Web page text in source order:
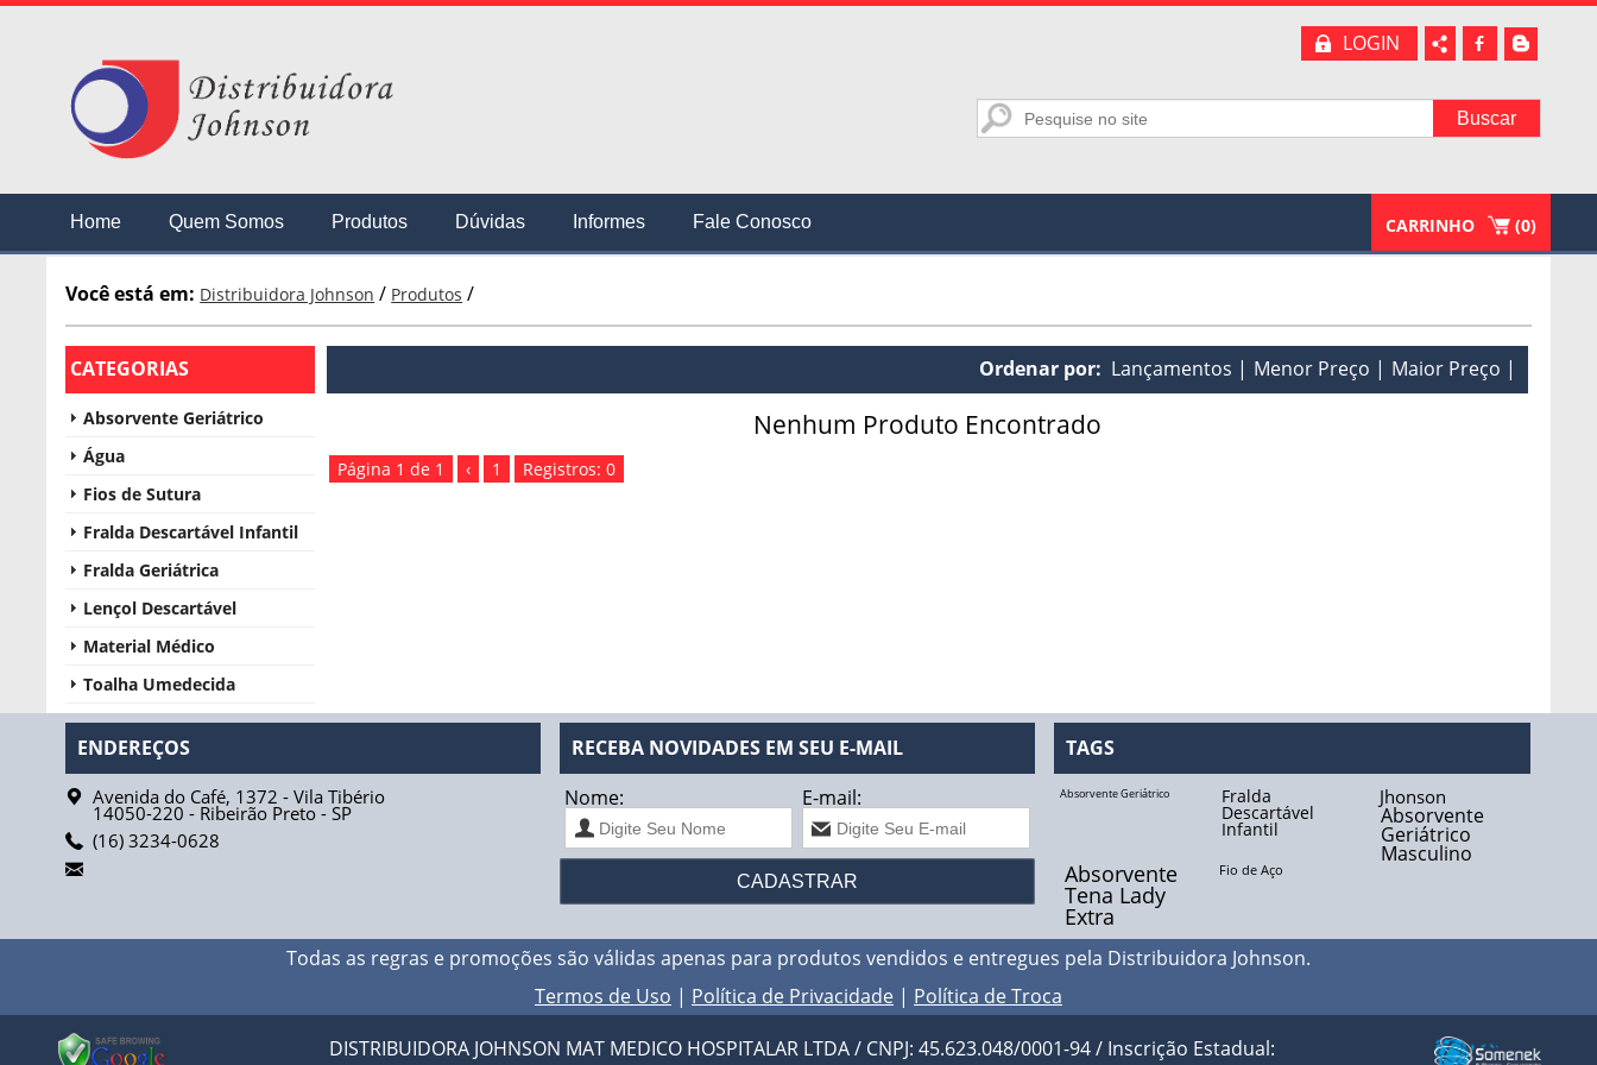
LOGIN b A
Home Quem Somos Produtos Dúvidas Informes Fale Conosco CARRINHO (0)
Você está em: Distribuidora Johnson / Produtos /
CATEGORIAS
Absorvente Geriátrico
Água
Fios de Sutura
Fralda Descartável Infantil
Fralda Geriátrica
Lençol Descartável
Material Médico
Toalha Umedecida
Ordenar por: Lançamentos Menor Preço Maior Preço
Nenhum Produto Encontrado
Página 1 de 1 ‹ 1 Registros: 0
ENDEREÇOS
Avenida do Café, 1372 - Vila Tibério
14050-220 - Ribeirão Preto- SP
(16) 3234-0628
RECEBA NOVIDADES EM SEU E-MAIL
Nome:
E-mail:
TAGS
Absorvente Geriátrico Fralda
Descartável
Infantil
Jhonson
Absorvente
Geriátrico
Masculino
Absorvente
Tena Lady
Extra
Fio de Aço
Todas as regras e promoções são válidas apenas para produtos vendidos e entregues pela Distribuidora Johnson.
Termos de Uso | Política de Privacidade | Política de Troca
DISTRIBUIDORA JOHNSON MAT MEDICO HOSPITALAR LTDA / CNPJ: 45.623.048/0001-94 / Inscrição Estadual: